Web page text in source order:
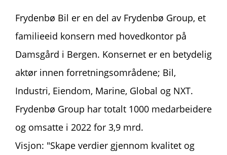
Frydenbø Bil er en del av Frydenbø Group, et
familieeid konsern med hovedkontor på
Damsgård i Bergen. Konsernet er en betydelig
aktør innen forretningsområdene; Bil,
Industri, Eiendom, Marine, Global og NXT.
Frydenbø Group har totalt 1000 medarbeidere
og omsatte i 2022 for 3,9 mrd.
Visjon: "Skape verdier gjennom kvalitet og